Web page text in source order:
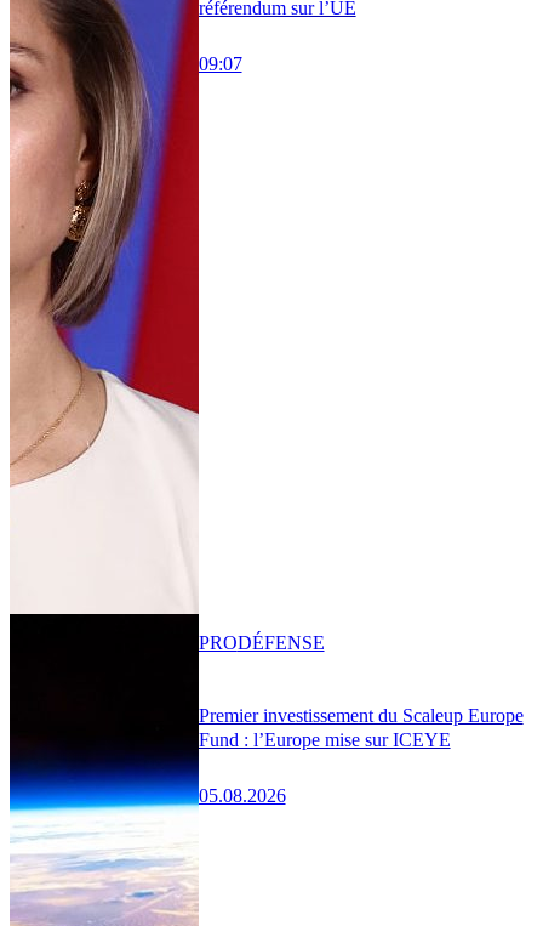
référendum sur l’UE
09:07
Premier investissement du Scaleup Europe
Fund : l’Europe mise sur ICEYE
05.08.2026
PRODÉFENSE